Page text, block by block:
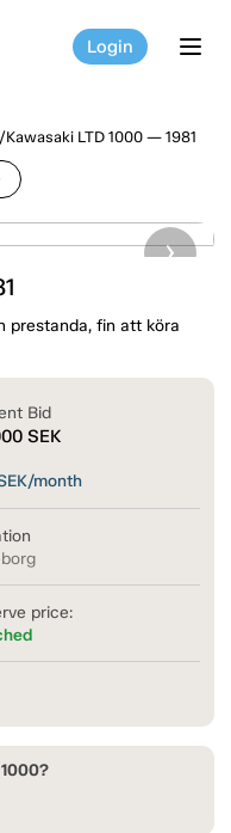
Login
/Kawasaki LTD 1000 — 1981
prestanda, fin att köra
Bid
SEK
month
price: